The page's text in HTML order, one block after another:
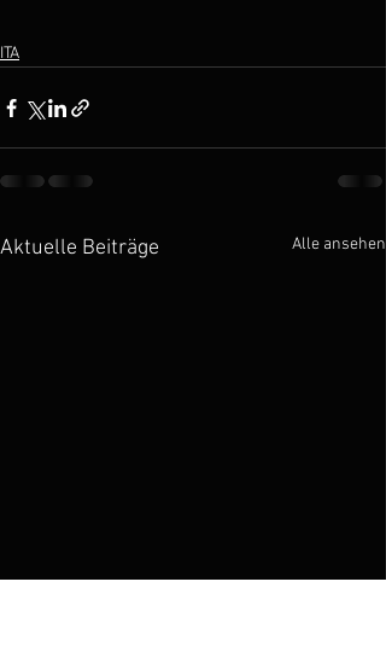
ITA
Aktuelle Beiträge Alle ansehen